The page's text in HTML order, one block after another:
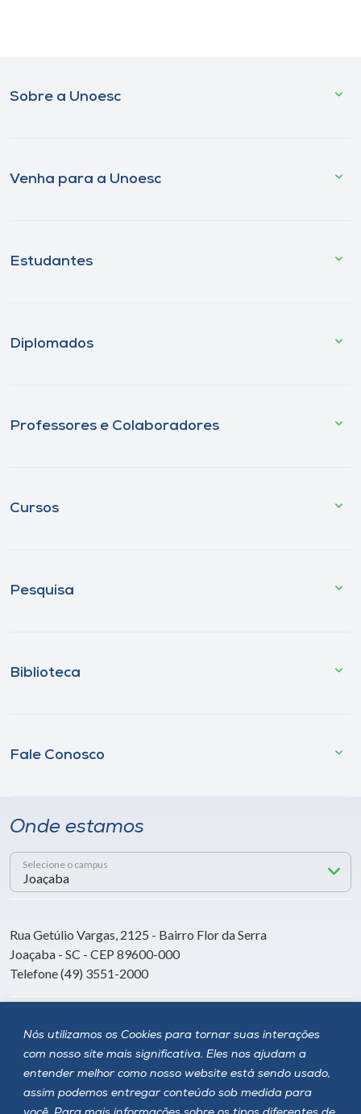
Nós utilizamos os Cookies para tornar suas interações
com nosso site mais significativa. Eles nos ajudam a
entender melhor como nosso website está sendo usado,
assim podemos entregar conteúdo sob medida para
Sobre a Unoesc
Venha para a Unoesc
Estudantes
Diplomados
Professores e Colaboradores
Cursos
Pesquisa
Biblioteca
Fale Conosco
Onde estamos
Selecione o campus
Rua Getúlio Vargas, 2125 - Bairro Flor da Serra
Joaçaba - SC - CEP 89600-000
Telefone (49) 3551-2000
Siga a Unoesc